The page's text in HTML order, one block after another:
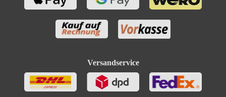
Versandservice